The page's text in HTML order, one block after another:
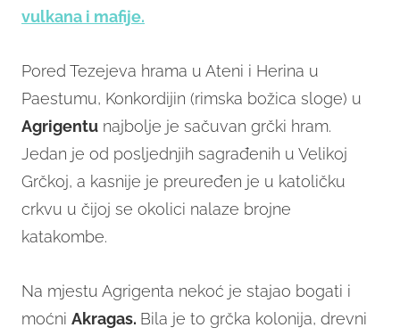
vulkana i mafije.
Pored Tezejeva hrama u Ateni i Herina u
Paestumu, Konkordijin (rimska božica sloge) u
Agrigentu najbolje je sačuvan grčki hram.
Jedan je od posljednjih sagrađenih u Velikoj
Grčkoj, a kasnije je preuređen je u katoličku
crkvu u čijoj se okolici nalaze brojne
katakombe.
Na mjestu Agrigenta nekoć je stajao bogati i
moćni Akragas. Bila je to grčka kolonija, drevni